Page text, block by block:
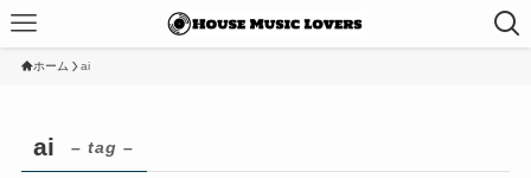
ホーム ai
ai – tag –